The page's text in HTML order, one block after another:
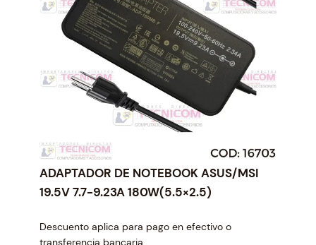
ADAPTADOR DE NOTEBOOK ASUS/MSI
19.5V 7.7-9.23A 180W(5.5×2.5)
Descuento aplica para pago en efectivo o
transferencia bancaria